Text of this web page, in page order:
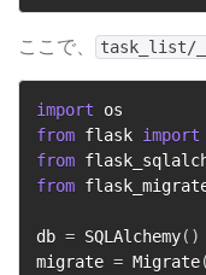
ここで、 task_list/
import
from flask import
from
from
db = SQLAlchemy( )
migrate = Migrate(